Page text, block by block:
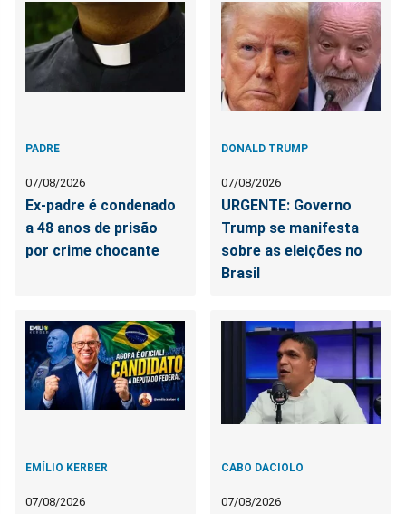
PADRE
07/08/2026
Ex-padre é condenado
a 48 anos de prisão
por crime chocante
DONALD TRUMP
07/08/2026
URGENTE: Governo
Trump se manifesta
sobre as eleições no
Brasil
EMÍLIO KERBER
07/08/2026
CABO DACIOLO
07/08/2026